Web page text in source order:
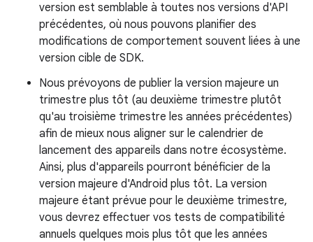
version est semblable à toutes nos versions d'API
précédentes, où nous pouvons planifier des
modifications de comportement souvent liées à une
version cible de SDK.
Nous prévoyons de publier la version majeure un
trimestre plus tôt (au deuxième trimestre plutôt
qu'au troisième trimestre les années précédentes)
afin de mieux nous aligner sur le calendrier de
lancement des appareils dans notre écosystème.
Ainsi, plus d'appareils pourront bénéficier de la
version majeure d'Android plus tôt. La version
majeure étant prévue pour le deuxième trimestre,
vous devrez effectuer vos tests de compatibilité
annuels quelques mois plus tôt que les années